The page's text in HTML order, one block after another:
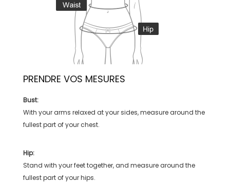
PRENDRE VOS MESURES
Bust:
With your arms relaxed at your sides, measure around the
fullest part of your chest.
Hip:
Stand with your feet together, and measure around the
fullest part of your hips.